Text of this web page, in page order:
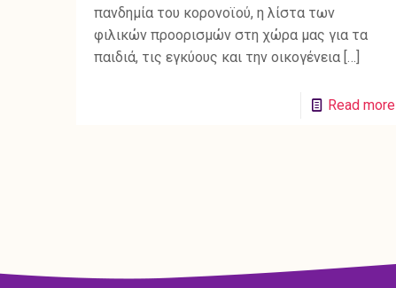
πανδημία του κορονοϊού, η λίστα των
φιλικών προορισμών στη χώρα μας για τα
παιδιά, τις εγκύους και την οικογένεια[…]
Read more